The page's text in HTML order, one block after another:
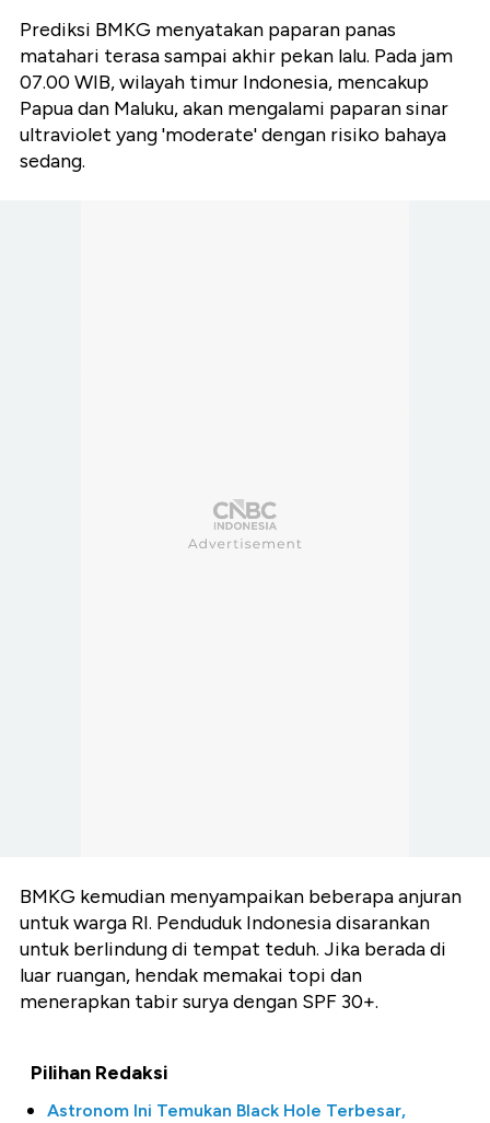
Prediksi BMKG menyatakan paparan panas
matahari terasa sampai akhir pekan lalu. Pada jam
07.00 WIB, wilayah timur Indonesia, mencakup
Papua dan Maluku, akan mengalami paparan sinar
ultraviolet yang 'moderate' dengan risiko bahaya
sedang.
BMKG kemudian menyampaikan beberapa anjuran
untuk warga RI. Penduduk Indonesia disarankan
untuk berlindung di tempat teduh. Jika berada di
luar ruangan, hendak memakai topi dan
menerapkan tabir surya dengan SPF 30+.
Pilihan Redaksi
Astronom Ini Temukan Black Hole Terbesar,